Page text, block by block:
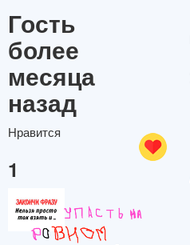
Гость
более
месяца
назад
Нравится
1